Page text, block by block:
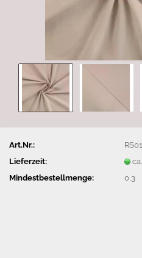
Art.Nr.:
Lieferzeit:
Mindestbestellmenge: 0,3